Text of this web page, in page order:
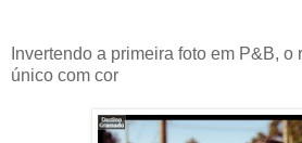
Invertendo a primeira foto em P&B, o
único com cor